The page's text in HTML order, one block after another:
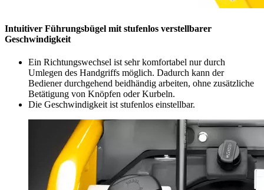
Intuitiver Führungsbügel mit stufenlos verstellbarer
Geschwindigkeit
Ein Richtungswechsel ist sehr komfortabel nur durch
Umlegen des Handgriffs möglich. Dadurch kann der
Bediener durchgehend beidhändig arbeiten, ohne zusätzliche
Betätigung von Knöpfen oder Kurbeln.
Die Geschwindigkeit ist stufenlos einstellbar.